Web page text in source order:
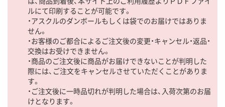
ルにて印刷することが可能です。
・アスクルのダンボールもしくは袋でのお届けではありま
せん。
・お客様のご都合によるご注文後の変更・キャンセル・返品・
交換はお受けできません。
・商品のご注文後に商品がお届けできないことが判明した
際には、ご注文をキャンセルさせていただくことがありま
す。
・ご注文後に一時品切れが判明した場合は、入荷次第のお届
けとなります。